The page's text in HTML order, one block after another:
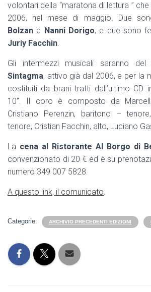
volontari della “maratona di lettura ”
2006, nel mese di maggio. Due
Bolzan e Nanni Dorigo, e due sono
Juriy Facchin.
Gli intermezzi musicali saranno del
Sintagma, attivo già dal 2006, e per la
costituiti da brani tratti dall’ultimo CD
10”. Il coro è composto da
Cristiano Perenzin, baritono –
tenore, Cristian Facchin, alto, Luciano
La cena al Ristorante Al Borgo di
convenzionato di 20 € ed è su
numero 349 007 5828.
A questo link, il comunicato.
Categorie: ARCHIVIO PRECEDENTI EDIZIONI